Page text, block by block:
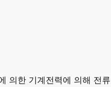
의한 기계전력에 의해 전